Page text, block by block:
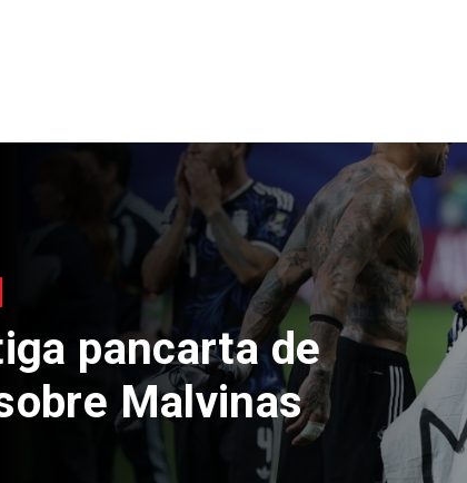
Kast informa
de emergencia
frontal